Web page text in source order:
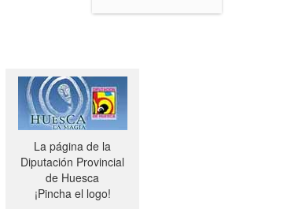
La página de la
Diputación Provincial
de Huesca
¡Pincha el logo!